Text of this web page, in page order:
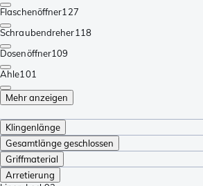
Flaschenöffner127
Schraubendreher118
Dosenöffner109
Ahle101
Mehr anzeigen
Klingenlänge
Gesamtlänge geschlossen
Griffmaterial
Arretierung